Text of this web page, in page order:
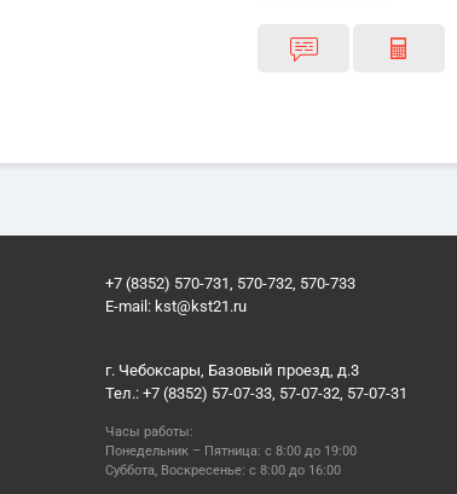
+7 (8352) 570-731, 570-732, 570-733
E-mail: kst@kst21.ru
г. Чебоксары, Базовый проезд, д.3
Тел.: +7 (8352) 57-07-33, 57-07-32, 57-07-31
Часы работы:
Понедельник – Пятница: с 8:00 до 19:00
Суббота, Воскресенье: с 8:00 до 16:00